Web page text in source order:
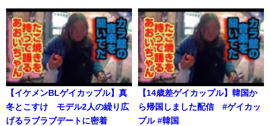
【イケメンBLゲイカップル】真
冬とこすけ モデル2人の繰り広
げるラブラブデートに密着
【14歳差ゲイカップル】韓国か
ら帰国しました配信 #ゲイカッ
プル #韓国